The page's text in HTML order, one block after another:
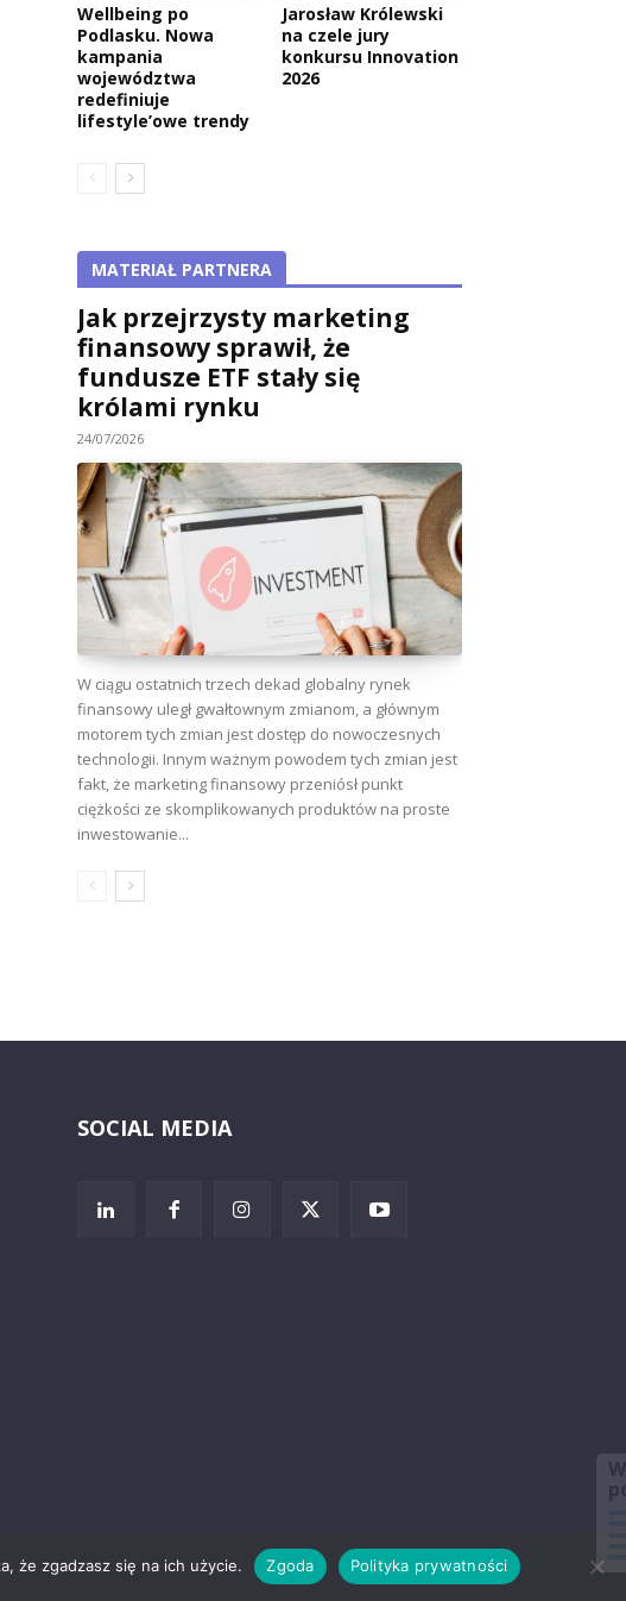
Wellbeing po
Podlasku. Nowa
kampania
województwa
redefiniuje
lifestyle’owe trendy
Jarosław Królewski
na czele jury
konkursu Innovation
2026
MATERIAŁ PARTNERA
Jak przejrzysty marketing
finansowy sprawił, że
fundusze ETF stały się
królami rynku
24/07/2026
W ciągu ostatnich trzech dekad globalny rynek
finansowy uległ gwałtownym zmianom, a głównym
motorem tych zmian jest dostęp do nowoczesnych
technologii. Innym ważnym powodem tych zmian jest
fakt, że marketing finansowy przeniósł punkt
ciężkości ze skomplikowanych produktów na proste
inwestowanie...
SOCIAL MEDIA
Zastrzeżenia prawne
że zgadzasz się na ich użycie. Zgoda Polityka prywatności